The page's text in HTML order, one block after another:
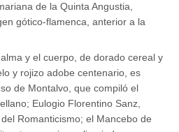
de la Quinta Angustia,
gótico-flamenca, anterior a la
y el cuerpo, de dorado cereal y
y rojizo adobe centenario, es
de Montalvo, que compiló el
Eulogio Florentino Sanz,
Romanticismo; el Mancebo de